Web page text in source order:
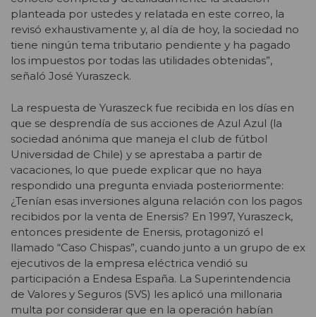
planteada por ustedes y relatada en este correo, la
revisó exhaustivamente y, al día de hoy, la sociedad no
tiene ningún tema tributario pendiente y ha pagado
los impuestos por todas las utilidades obtenidas”,
señaló José Yuraszeck.
La respuesta de Yuraszeck fue recibida en los días en
que se desprendía de sus acciones de Azul Azul (la
sociedad anónima que maneja el club de fútbol
Universidad de Chile) y se aprestaba a partir de
vacaciones, lo que puede explicar que no haya
respondido una pregunta enviada posteriormente:
¿Tenían esas inversiones alguna relación con los pagos
recibidos por la venta de Enersis? En 1997, Yuraszeck,
entonces presidente de Enersis, protagonizó el
llamado “Caso Chispas”, cuando junto a un grupo de ex
ejecutivos de la empresa eléctrica vendió su
participación a Endesa España. La Superintendencia
de Valores y Seguros (SVS) les aplicó una millonaria
multa por considerar que en la operación habían